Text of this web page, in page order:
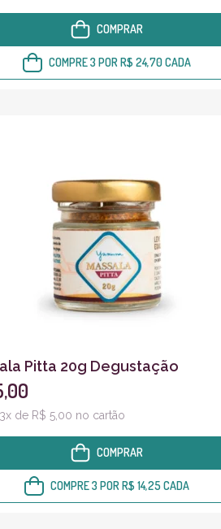
COMPRAR
COMPRE 3 POR R$ 24,70 CADA
Pitta 20g Degustação
de R$ 5,00 no cartão
COMPRAR
COMPRE 3 POR R$ 14,25 CADA